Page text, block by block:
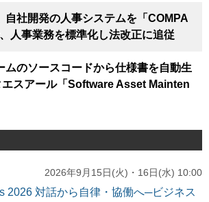
自社開発の人事システムを「COMPA
人事業務を標準化し法改正に追従
ムのソースコードから仕様書を自動生
スアール「Software Asset Mainten
2026年9月15日(火)・16日(水) 10:00
2026 対話から自律・協働へ─ビジネス